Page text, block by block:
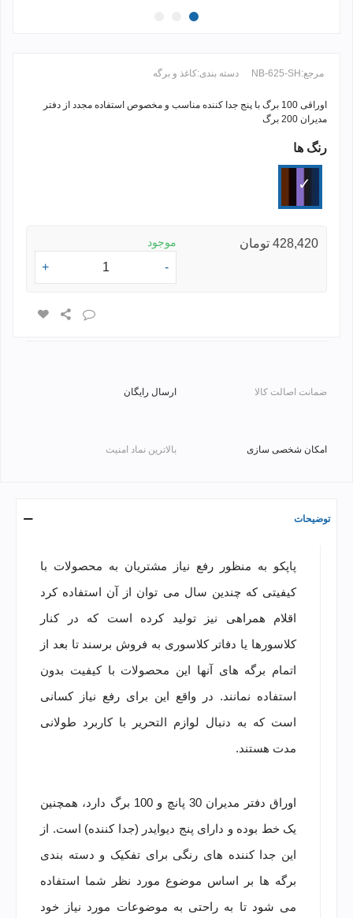
مرجع: NB-625-SH دسته بندی:کاغذ و برگه
اوراقی 100 برگ با پنج جدا کننده مناسب و مخصوص استفاده مجدد از
دفتر
مدیران 200 برگ
ادامه مطلب +
رنگ ها
428,420 تومان موجود
-
+
ضمانت اصالت کالا ارسال رایگان
امکان شخصی سازی بالاترین نماد امنیت
توضیحات
پاپکو به منظور رفع نیاز مشتریان به محصولات با
کیفیتی که چندین سال می توان از آن استفاده کرد
اقلام همراهی نیز تولید کرده است که در کنار
کلاسورها یا دفاتر کلاسوری به فروش برسند تا بعد از
اتمام برگه های آنها این محصولات با کیفیت بدون
استفاده نمانند. در واقع این برای رفع نیاز کسانی
است که به دنبال لوازم التحریر با کاربرد طولانی
مدت هستند.
اوراق دفتر مدیران 30 پانچ و 100 برگ دارد، همچنین
یک خط بوده و دارای پنج دیوایدر (جدا کننده) است. از
این جدا کننده های رنگی برای تفکیک و دسته بندی
برگه ها بر اساس موضوع مورد نظر شما استفاده
می شود تا به راحتی به موضوعات مورد نیاز خود